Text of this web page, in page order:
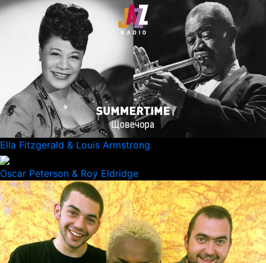
Ella Fitzgerald & Louis Armstrong
Oscar Peterson & Roy Eldridge